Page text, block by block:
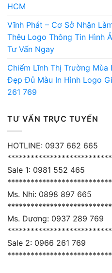
HCM
Vĩnh Phát – Cơ Sở Nhận
Thêu Logo Thông Tin Hình
Tư Vấn Ngay
Chiếm Lĩnh Thị Trường Mùa
Đẹp Đủ Màu In Hình Logo
261 769
TƯ VẤN TRỰC TUYẾN
HOTLINE: 0937 662 665
Sale 1: 0981 552 465
Ms. Nhi: 0898 897 665
Ms. Dương: 0937 289 769
Sale 2: 0966 261 769